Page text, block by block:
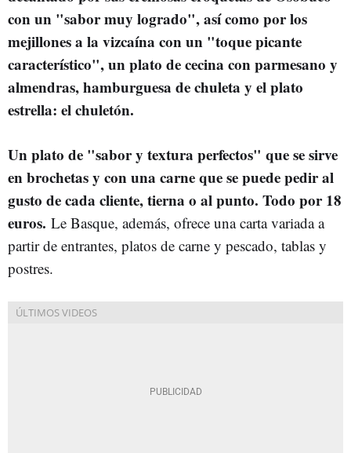
con un "sabor muy logrado", así como por los
mejillones a la vizcaína con un "toque picante
característico", un plato de cecina con parmesano y
almendras, hamburguesa de chuleta y el plato
estrella: el chuletón.
Un plato de "sabor y textura perfectos" que se sirve
en brochetas y con una carne que se puede pedir al
gusto de cada cliente, tierna o al punto. Todo por 18
euros. Le Basque, además, ofrece una carta variada a
partir de entrantes, platos de carne y pescado, tablas y
postres.